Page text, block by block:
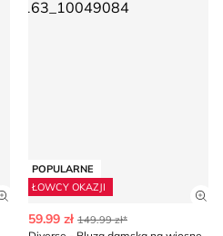
Zobacz szczegóły produktu
POPULARNE
ŁOWCY OKAZJI
59.99 zł 149.99 zł*